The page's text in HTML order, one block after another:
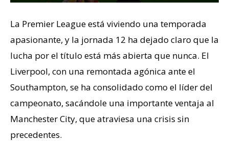
La Premier League está viviendo una temporada
apasionante, y la jornada 12 ha dejado claro que la
lucha por el título está más abierta que nunca. El
Liverpool, con una remontada agónica ante el
Southampton, se ha consolidado como el líder del
campeonato, sacándole una importante ventaja al
Manchester City, que atraviesa una crisis sin
precedentes.